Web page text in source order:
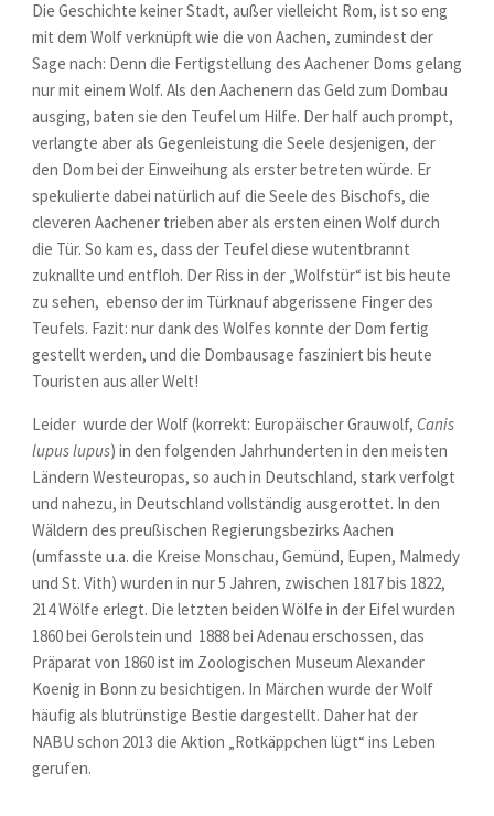
Die Geschichte keiner Stadt, außer vielleicht Rom, ist so eng
mit dem Wolf verknüpft wie die von Aachen, zumindest der
Sage nach: Denn die Fertigstellung des Aachener Doms gelang
nur mit einem Wolf. Als den Aachenern das Geld zum Dombau
ausging, baten sie den Teufel um Hilfe. Der half auch prompt,
verlangte aber als Gegenleistung die Seele desjenigen, der
den Dom bei der Einweihung als erster betreten würde. Er
spekulierte dabei natürlich auf die Seele des Bischofs, die
cleveren Aachener trieben aber als ersten einen Wolf durch
die Tür. So kam es, dass der Teufel diese wutentbrannt
zuknallte und entfloh. Der Riss in der „Wolfstür“ ist bis heute
zu sehen, ebenso der im Türknauf abgerissene Finger des
Teufels. Fazit: nur dank des Wolfes konnte der Dom fertig
gestellt werden, und die Dombausage fasziniert bis heute
Touristen aus aller Welt!
Leider wurde der Wolf (korrekt: Europäischer Grauwolf, Canis
lupus lupus) in den folgenden Jahrhunderten in den meisten
Ländern Westeuropas, so auch in Deutschland, stark verfolgt
und nahezu, in Deutschland vollständig ausgerottet. In den
Wäldern des preußischen Regierungsbezirks Aachen
(umfasste u.a. die Kreise Monschau, Gemünd, Eupen, Malmedy
und St. Vith) wurden in nur 5 Jahren, zwischen 1817 bis 1822,
214 Wölfe erlegt. Die letzten beiden Wölfe in der Eifel wurden
1860 bei Gerolstein und 1888 bei Adenau erschossen, das
Präparat von 1860 ist im Zoologischen Museum Alexander
Koenig in Bonn zu besichtigen. In Märchen wurde der Wolf
häufig als blutrünstige Bestie dargestellt. Daher hat der
NABU schon 2013 die Aktion „Rotkäppchen lügt“ ins Leben
gerufen.